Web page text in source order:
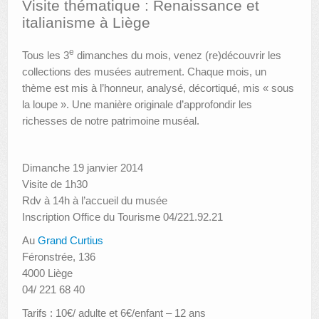
AUTRES LIEUX
ANIMATIONS DES MUSÉES
PUBLICATIONS
LES APPELS À PROJETS
Visite thématique : Renaissance et
italianisme à Liège
Tous les 3e dimanches du mois, venez (re)découvrir les
collections des musées autrement. Chaque mois, un
thème est mis à l’honneur, analysé, décortiqué, mis « sous
la loupe ». Une manière originale d’approfondir les
richesses de notre patrimoine muséal.
Dimanche 19 janvier 2014
Visite de 1h30
Rdv à 14h à l’accueil du musée
Inscription Office du Tourisme 04/221.92.21
Au Grand Curtius
Féronstrée, 136
4000 Liège
04/ 221 68 40
Tarifs : 10€/ adulte et 6€/enfant – 12 ans